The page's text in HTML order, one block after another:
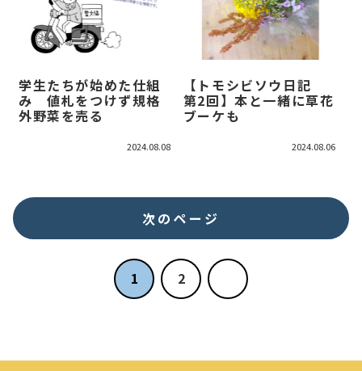
学生たちが始めた仕組
み 値札をつけず規格
外野菜を売る
2024.08.08
【トモシビソウ日記
第2回】本と一緒に草花
ブーケも
2024.08.06
次のページ
1 2